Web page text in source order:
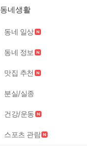
동네생활
동네 일상
동네 정보
맛집 추천
분실/실종
건강/운동
스포츠 관람